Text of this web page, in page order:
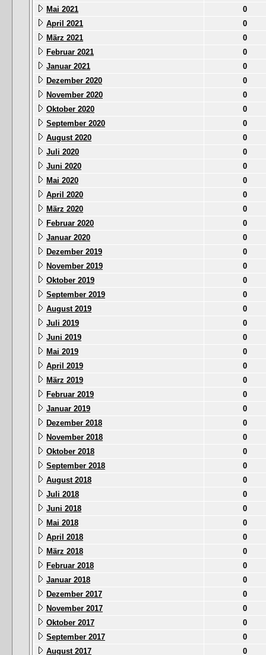
Mai 2021
0
April 2021
0
März 2021
0
Februar 2021
0
Januar 2021
0
Dezember 2020
0
November 2020
0
Oktober 2020
0
September 2020
0
August 2020
0
Juli 2020
0
Juni 2020
0
Mai 2020
0
April 2020
0
März 2020
0
Februar 2020
0
Januar 2020
0
Dezember 2019
0
November 2019
0
Oktober 2019
0
September 2019
0
August 2019
0
Juli 2019
0
Juni 2019
0
Mai 2019
0
April 2019
0
März 2019
0
Februar 2019
0
Januar 2019
0
Dezember 2018
0
November 2018
0
Oktober 2018
0
September 2018
0
August 2018
0
Juli 2018
0
Juni 2018
0
Mai 2018
0
April 2018
0
März 2018
0
Februar 2018
0
Januar 2018
0
Dezember 2017
0
November 2017
0
Oktober 2017
0
September 2017
0
August 2017
0